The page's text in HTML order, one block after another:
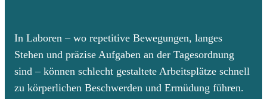
In Laboren – wo repetitive Bewegungen, langes
Stehen und präzise Aufgaben an der Tagesordnung
sind – können schlecht gestaltete Arbeitsplätze schnell
zu körperlichen Beschwerden und Ermüdung führen.